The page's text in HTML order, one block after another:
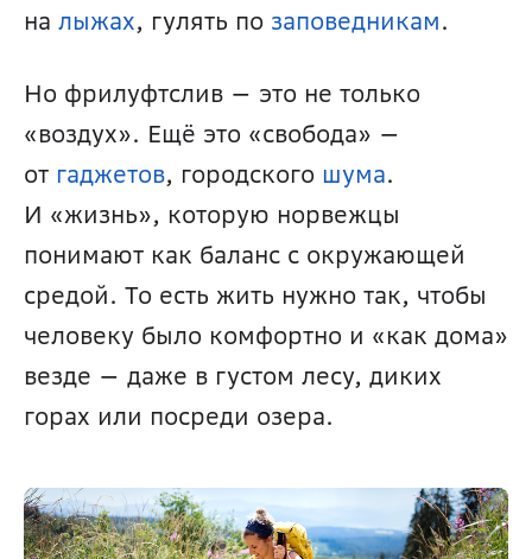
на лыжах, гулять по заповедникам.
Но фрилуфтслив — это не только
«воздух». Ещё это «свобода» —
от гаджетов, городского шума.
И «жизнь», которую норвежцы
понимают как баланс с окружающей
средой. То есть жить нужно так, чтобы
человеку было комфортно и «как дома»
везде — даже в густом лесу, диких
горах или посреди озера.